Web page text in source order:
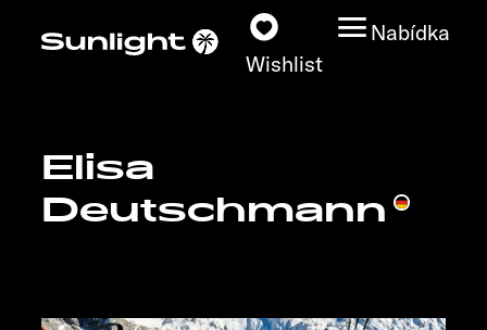
Wishlist
Nabídka
Modely
Elisa
Deutschmann